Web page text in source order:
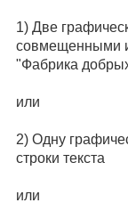
1) Две
совмещенными
"Фабрика
или
2) Одну
строки текста
или